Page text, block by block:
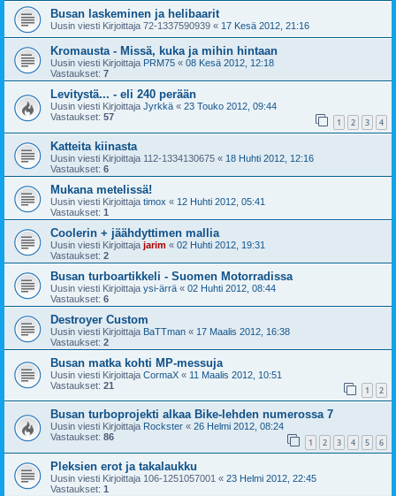
Busan laskeminen ja helibaarit
Uusin viesti Kirjoittaja 72-1337590939 « 17 Kesä 2012, 21:16
Kromausta - Missä, kuka ja mihin hintaan
Uusin viesti Kirjoittaja PRM75 « 08 Kesä 2012, 12:18
Vastaukset: 7
Levitystä... - eli 240 perään
Uusin viesti Kirjoittaja Jyrkkä « 23 Touko 2012, 09:44
Vastaukset: 57 1 2 3 4
Katteita kiinasta
Uusin viesti Kirjoittaja 112-1334130675 « 18 Huhti 2012, 12:16
Vastaukset: 6
Mukana metelissä!
Uusin viesti Kirjoittaja timox « 12 Huhti 2012, 05:41
Vastaukset: 1
Coolerin + jäähdyttimen mallia
Uusin viesti Kirjoittaja jarim « 02 Huhti 2012, 19:31
Vastaukset: 2
Busan turboartikkeli - Suomen Motorradissa
Uusin viesti Kirjoittaja ysi-ärrä « 02 Huhti 2012, 08:44
Vastaukset: 6
Destroyer Custom
Uusin viesti Kirjoittaja BaTTman « 17 Maalis 2012, 16:38
Vastaukset: 2
Busan matka kohti MP-messuja
Uusin viesti Kirjoittaja CormaX « 11 Maalis 2012, 10:51
Vastaukset: 21 1 2
Busan turboprojekti alkaa Bike-lehden numerossa 7
Uusin viesti Kirjoittaja Rockster « 26 Helmi 2012, 08:24
Vastaukset: 86 1 2 3 4 5 6
Pleksien erot ja takalaukku
Uusin viesti Kirjoittaja 106-1251057001 « 23 Helmi 2012, 22:45
Vastaukset: 1